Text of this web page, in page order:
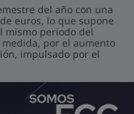
del año con una
euros, lo que supone
mismo periodo del
por el aumento
impulsado por el